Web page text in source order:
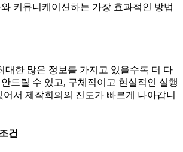
커뮤니케이션하는 가장 효과적인 방법
한 많은 정보를 가지고 있을수록 더 다
드릴 수 있고, 구체적이고 현실적인 실행
서 제작회의의 진도가 빠르게 나아갑니
건